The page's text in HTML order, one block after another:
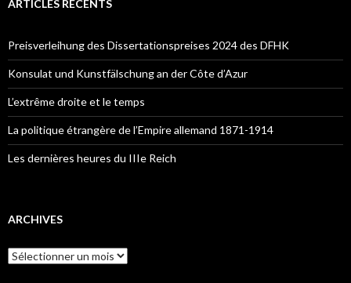
h
e
r
:
ARTICLES RÉCENTS
Preisverleihung des Dissertationspreises 2024 des DFHK
Konsulat und Kunstfälschung an der Côte d’Azur
L’extrême droite et le temps
La politique étrangère de l’Empire allemand 1871-1914
Les dernières heures du IIIe Reich
ARCHIVES
A
r